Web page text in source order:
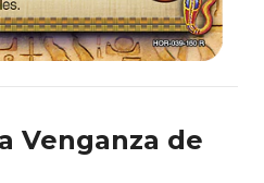
Venganza de